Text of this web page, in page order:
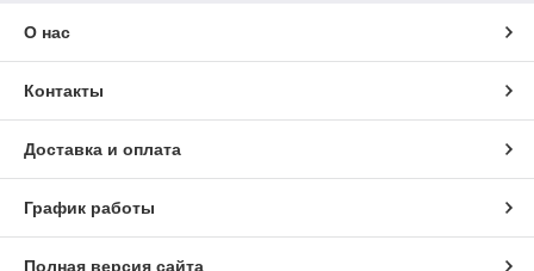
О нас
Контакты
Доставка и оплата
График работы
Полная версия сайта